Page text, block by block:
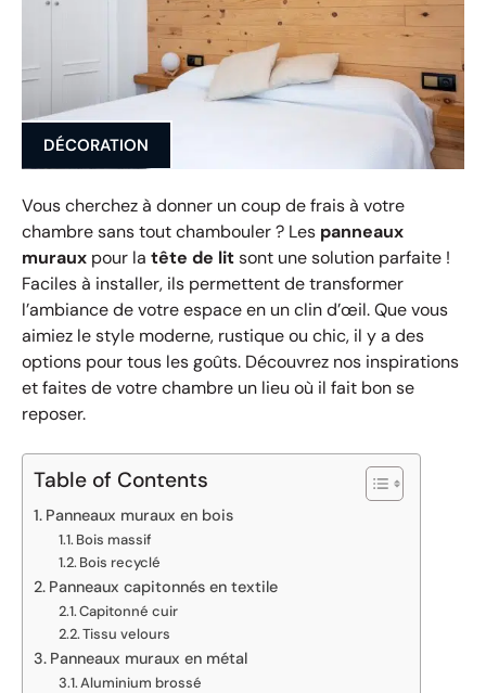
DÉCORATION
Vous cherchez à donner un coup de frais à votre
chambre sans tout chambouler ? Les panneaux
muraux pour la tête de litsont une solution parfaite !
Faciles à installer, ils permettent de transformer
l’ambiance de votre espace en un clin d’œil. Que vous
aimiez le style moderne, rustique ou chic, il y a des
options pour tous les goûts. Découvrez nos inspirations
et faites de votre chambre un lieu où il fait bon se
reposer.
Table of Contents
Panneaux muraux en bois
Bois massif
Bois recyclé
Panneaux capitonnés en textile
Capitonné cuir
Tissu velours
Panneaux muraux en métal
Aluminium brossé